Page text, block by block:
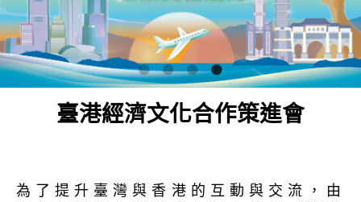
臺港經濟文化合作策進會
為了提升臺灣與香港的互動與交流，由